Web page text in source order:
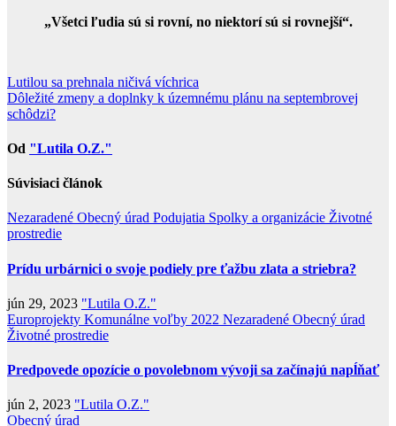
„Všetci ľudia sú si rovní, no niektorí sú si rovnejší“.
Navigácia
v
Lutilou sa prehnala ničivá víchrica
Dôležité zmeny a doplnky k územnému plánu na septembrovej
schôdzi?
Od "Lutila O.Z."
Súvisiaci článok
Nezaradené Obecný úrad Podujatia Spolky a organizácie Životné
prostredie
Prídu urbárnici o svoje podiely pre ťažbu zlata a striebra?
jún 29, 2023 "Lutila O.Z."
Europrojekty Komunálne voľby 2022 Nezaradené Obecný úrad
Životné prostredie
Predpovede opozície o povolebnom vývoji sa začínajú napĺňať
jún 2, 2023 "Lutila O.Z."
Obecný úrad